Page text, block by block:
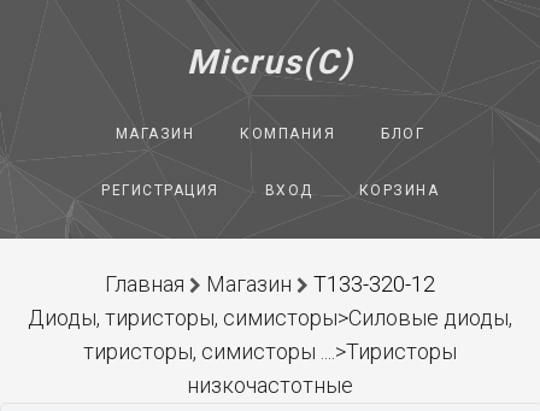
Micrus(C)
МАГАЗИН КОМПАНИЯ БЛОГ
РЕГИСТРАЦИЯ ВХОД КОРЗИНА
Главная Магазин
Т133-320-12
Диоды, тиристоры, симисторы>Силовые диоды,
тиристоры, симисторы ....>Тиристоры
низкочастотные